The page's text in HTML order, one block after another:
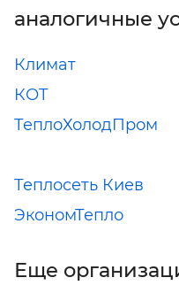
аналогичные
Климат
КОТ
ТеплоХолодПром
Теплосеть Киев
ЭкономТепло
Еще